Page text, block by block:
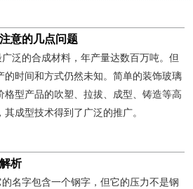
意的几点问题
泛的合成材料，年产量达数百万吨。但
的时间和方式仍然未知。简单的装饰玻璃
格型产品的吹塑、拉拔、成型、铸造等高
成型技术得到了广泛的推广。
析
字包含一个钢字，但它的压力不是钢